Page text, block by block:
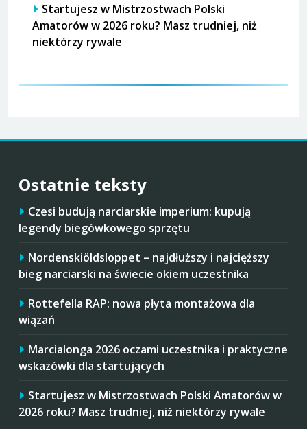
Startujesz w Mistrzostwach Polski
Amatorów w 2026 roku? Masz trudniej, niż
niektórzy rywale
Ostatnie teksty
Czesi budują narciarskie imperium: kupują
legendy biegówkowego sprzętu
Nordenskiöldsloppet – najdłuższy i najcięższy
bieg narciarski na świecie okiem uczestnika
Rottefella RAP: nowa płyta montażowa dla
wiązań
Marcialonga 2026 oczami uczestnika i praktyczne
wskazówki dla startujących
Startujesz w Mistrzostwach Polski Amatorów w
2026 roku? Masz trudniej, niż niektórzy rywale